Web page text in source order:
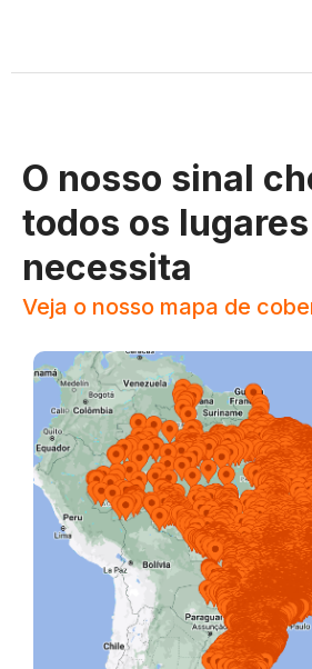
O nosso sinal
todos os
necessita
Veja o nosso mapa de